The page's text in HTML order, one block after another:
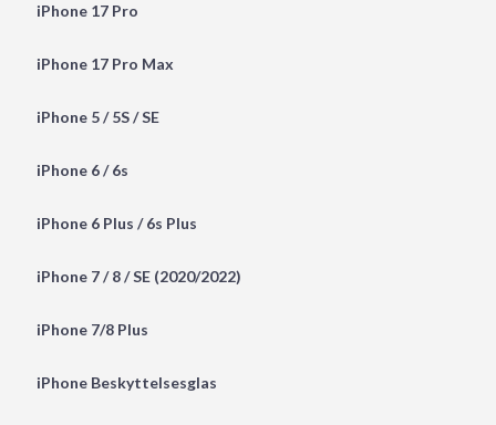
iPhone 17 Pro
iPhone 17 Pro Max
iPhone 5 / 5S / SE
iPhone 6 / 6s
iPhone 6 Plus / 6s Plus
iPhone 7 / 8 / SE (2020/2022)
iPhone 7/8 Plus
iPhone Beskyttelsesglas